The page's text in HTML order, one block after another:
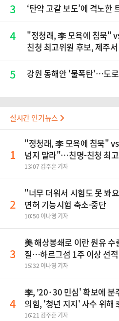
3 ‘탄약 고갈 보도’에 격노한
4
"정청래, 李 모욕에 침묵"
친청 최고위원 후보, 제주
5 강원 동해안 '물폭탄'…도로
실시간 인기뉴스
1
"정청래, 李 모욕에 침묵"
넘지 말라"…친명-친청 최
보, 제주서 격돌
13:07 김주훈 기자
2
"너무 더워서 시험도 못 봐
면허 기능시험 축소·중단
10:50 이나영 기자
3
美 해상봉쇄로 이란 원유 수
질…하르그섬 1주 이상 선
15:32 이나영 기자
4
李, '20·30 민심' 확보에
의힘, '청년 지지' 사수 위해
사활
16:21 김주훈 기자